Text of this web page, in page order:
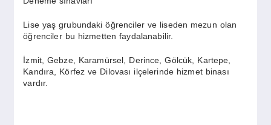
Lise yaş grubundaki öğrenciler ve liseden mezun olan
öğrenciler bu hizmetten faydalanabilir.
İzmit, Gebze, Karamürsel, Derince, Gölcük, Kartepe,
Kandıra, Körfez ve Dilovası ilçelerinde hizmet binası
vardır.